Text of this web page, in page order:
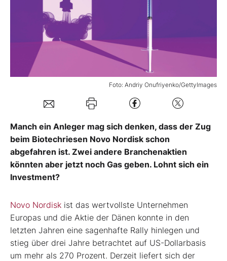
Mein B:O
Mein Konto
Foto: Andriy Onufriyenko/GettyImages
Manch ein Anleger mag sich denken, dass der Zug
beim Biotechriesen Novo Nordisk schon
abgefahren ist. Zwei andere Branchenaktien
könnten aber jetzt noch Gas geben. Lohnt sich ein
Investment?
Novo Nordisk ist das wertvollste Unternehmen
Europas und die Aktie der Dänen konnte in den
letzten Jahren eine sagenhafte Rally hinlegen und
stieg über drei Jahre betrachtet auf US-Dollarbasis
um mehr als 270 Prozent. Derzeit liefert sich der